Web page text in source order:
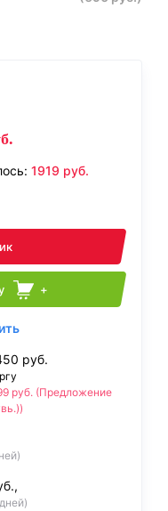
1919 руб.
+
руб.
руб. (Предложение